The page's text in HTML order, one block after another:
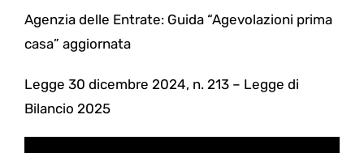
Agenzia delle Entrate: Guida “Agevolazioni prima
casa” aggiornata
Legge 30 dicembre 2024, n. 213 – Legge di
Bilancio 2025